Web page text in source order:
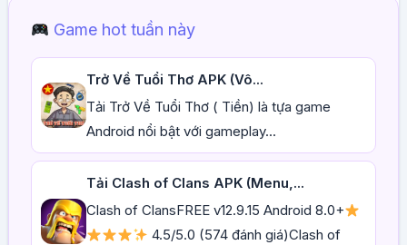
Game hot tuần này
Trở Về Tuổi Thơ APK (Vô...
Tải Trở Về Tuổi Thơ ( Tiền) là tựa game
Android nổi bật với gameplay...
Tải Clash of Clans APK (Menu,...
Clash of ClansFREE v12.9.15 Android 8.0+
4.5/5.0 (574 đánh giá)Clash of